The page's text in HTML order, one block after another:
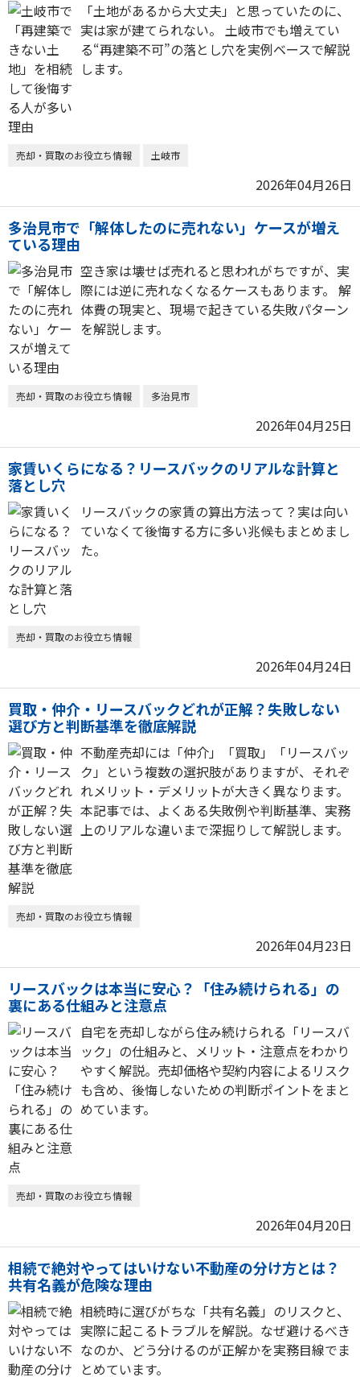
「土地があるから大丈夫」と思っていたのに、
実は家が建てられない。 土岐市でも増えてい
る“再建築不可”の落とし穴を実例ベースで解説
します。
売却・買取のお役立ち情報 土岐市
2026年04月26日
多治見市で「解体したのに売れない」ケースが増え
ている理由
空き家は壊せば売れると思われがちですが、実
際には逆に売れなくなるケースもあります。 解
体費の現実と、現場で起きている失敗パターン
を解説します。
売却・買取のお役立ち情報 多治見市
2026年04月25日
家賃いくらになる？リースバックのリアルな計算と
落とし穴
リースバックの家賃の算出方法って？実は向い
ていなくて後悔する方に多い兆候もまとめまし
た。
売却・買取のお役立ち情報
2026年04月24日
買取・仲介・リースバックどれが正解？失敗しない
選び方と判断基準を徹底解説
不動産売却には「仲介」「買取」「リースバッ
ク」という複数の選択肢がありますが、それぞ
れメリット・デメリットが大きく異なります。
本記事では、よくある失敗例や判断基準、実務
上のリアルな違いまで深掘りして解説します。
売却・買取のお役立ち情報
2026年04月23日
リースバックは本当に安心？「住み続けられる」の
裏にある仕組みと注意点
自宅を売却しながら住み続けられる「リースバ
ック」の仕組みと、メリット・注意点をわかり
やすく解説。売却価格や契約内容によるリスク
も含め、後悔しないための判断ポイントをまと
めています。
売却・買取のお役立ち情報
2026年04月20日
相続で絶対やってはいけない不動産の分け方とは？
共有名義が危険な理由
相続時に選びがちな「共有名義」のリスクと、
実際に起こるトラブルを解説。なぜ避けるべき
なのか、どう分けるのが正解かを実務目線でま
とめています。